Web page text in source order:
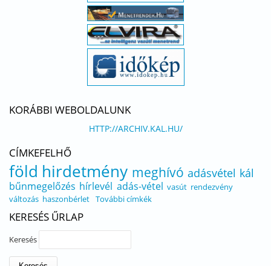
KORÁBBI WEBOLDALUNK
HTTP://ARCHIV.KAL.HU/
CÍMKEFELHŐ
föld hirdetmény meghívó adásvétel kál
bűnmegelőzés hírlevél adás-vétel vasút rendezvény
változás haszonbérlet További címkék
KERESÉS ŰRLAP
Keresés